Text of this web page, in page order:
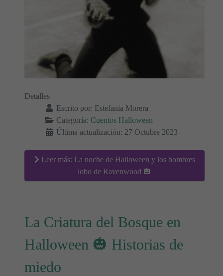
Detalles
Escrito por: Estefanía Morera
Categoría: Cuentos Halloween
Última actualización: 27 Octubre 2023
Leer más: La noche de Halloween y los hombres
lobo de Ravenwood 🎃
La Criatura del Bosque en
Halloween 🎃 Historias de
miedo